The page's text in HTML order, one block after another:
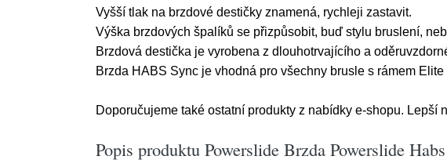
Vyšší tlak na brzdové destičky znamená, rychleji zastavit.
Výška brzdových špalíků se přizpůsobit, buď stylu bruslení,
Brzdová destička je vyrobena z dlouhotrvajícího a
Brzda HABS Sync je vhodná pro všechny brusle s rámem Elite
Doporučujeme také ostatní produkty z nabídky e-shopu. Lepší
Popis produktu Powerslide Brzda Powerslide